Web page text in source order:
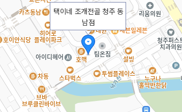
택이네 조개전골 청주 동
남점